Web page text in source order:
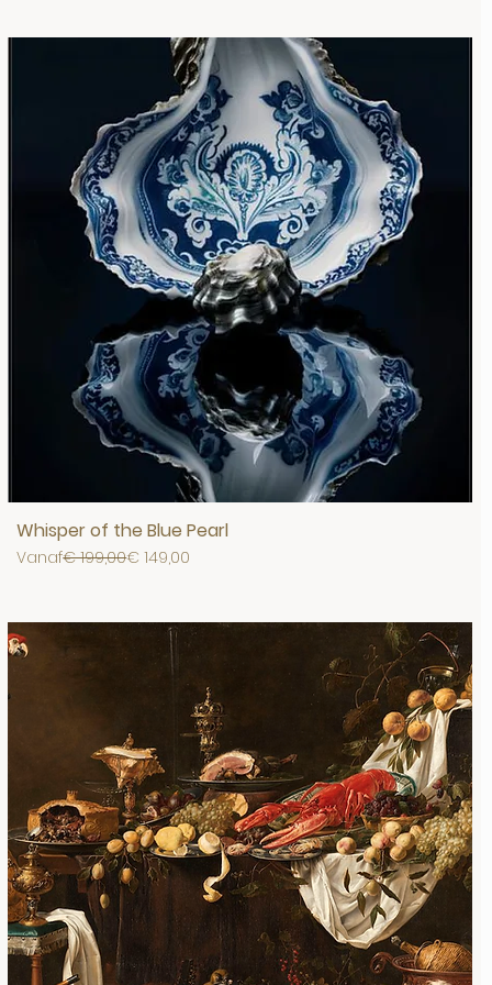
Whisper of the Blue Pearl
Vanaf
Normale prijs
€ 199,00€ 149,00
Verkoopprijs